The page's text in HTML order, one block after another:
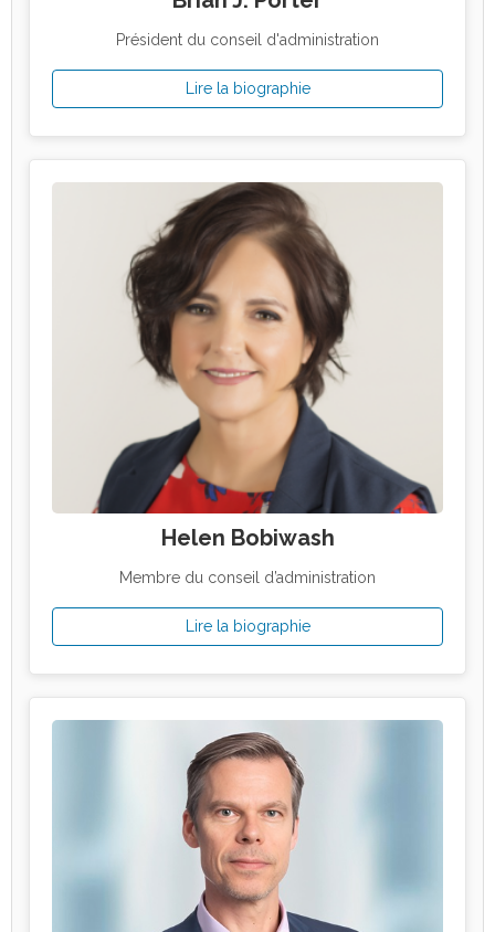
Président du conseil d'administration
Lire la biographie
Helen Bobiwash
Membre du conseil d’administration
Lire la biographie